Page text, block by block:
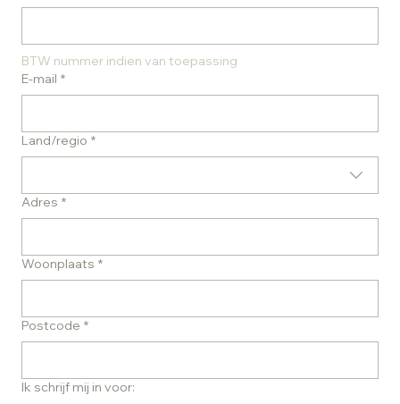
BTW nummer indien van toepassing
E-mail *
Adres met meerdere regels
Land/regio *
Adres *
Woonplaats *
Postcode *
Ik schrijf mij in voor: